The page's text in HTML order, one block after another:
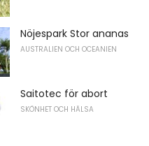
Nöjespark Stor ananas
AUSTRALIEN OCH OCEANIEN
Saitotec för abort
SKÖNHET OCH HÄLSA